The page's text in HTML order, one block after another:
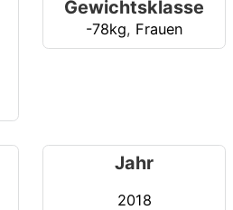
Gewichtsklasse
-78kg, Frauen
Jahr
2018